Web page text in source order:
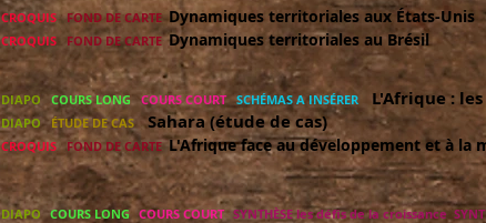
CROQUIS FOND DE CARTE Dynamiques territoriales aux États-Unis
CROQUIS FOND DE CARTE Dynamiques territoriales au Brésil
DIAPO COURS LONG COURS COURT SCHÉMAS A INSÉRER L'Afrique :
DIAPO ÉTUDE DE CAS Sahara (étude de cas)
CROQUIS FOND DE CARTE L'Afrique face au développement et à la
​DIAPO COURS LONG COURS COURT SYNTHÈSE les défis de la croissance